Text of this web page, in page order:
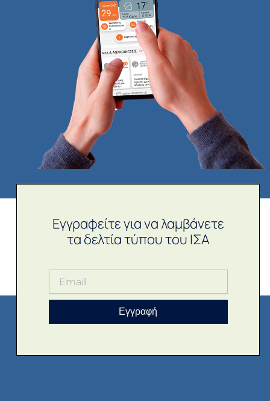
Εγγραφείτε για να λαμβάνετε
τα δελτία τύπου του ΙΣΑ
Εγγραφή